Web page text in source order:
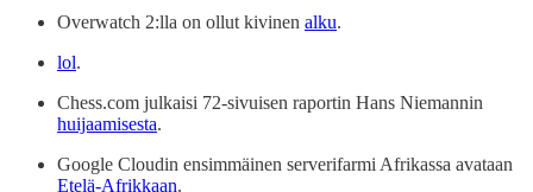
Overwatch 2:lla on ollut kivinen alku.
lol.
Chess.com julkaisi 72-sivuisen raportin Hans Niemannin
huijaamisesta.
Google Cloudin ensimmäinen serverifarmi Afrikassa avataan
Etelä-Afrikkaan.